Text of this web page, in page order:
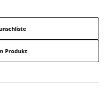
Produkt